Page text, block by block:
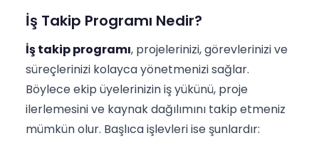
İş Takip Programı Nedir?
İş takip programı, projelerinizi, görevlerinizi ve
süreçlerinizi kolayca yönetmenizi sağlar.
Böylece ekip üyelerinizin iş yükünü, proje
ilerlemesini ve kaynak dağılımını takip etmeniz
mümkün olur. Başlıca işlevleri ise şunlardır: